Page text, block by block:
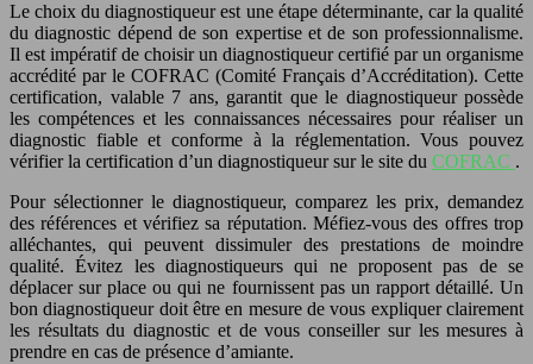
Le choix du diagnostiqueur est une étape déterminante, car la qualité
du diagnostic dépend de son expertise et de son professionnalisme.
Il est impératif de choisir un diagnostiqueur certifié par un organisme
accrédité par le COFRAC (Comité Français d’Accréditation). Cette
certification, valable 7 ans, garantit que le diagnostiqueur possède
les compétences et les connaissances nécessaires pour réaliser un
diagnostic fiable et conforme à la réglementation. Vous pouvez
vérifier la certification d’un diagnostiqueur sur le site du COFRAC .
Pour sélectionner le diagnostiqueur, comparez les prix, demandez
des références et vérifiez sa réputation. Méfiez-vous des offres trop
alléchantes, qui peuvent dissimuler des prestations de moindre
qualité. Évitez les diagnostiqueurs qui ne proposent pas de se
déplacer sur place ou qui ne fournissent pas un rapport détaillé. Un
bon diagnostiqueur doit être en mesure de vous expliquer clairement
les résultats du diagnostic et de vous conseiller sur les mesures à
prendre en cas de présence d’amiante.